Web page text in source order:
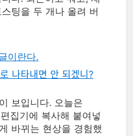
팅을 두 개나 올려 버
이란다.
대로 나타내면 안 되겠니?
보입니다. 오늘은
집기에 복사해 붙여넣
바뀌는 현상을 경험했